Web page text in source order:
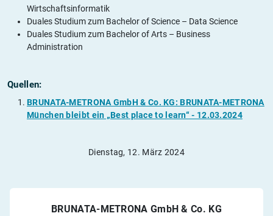
Wirtschaftsinformatik
Duales Studium zum Bachelor of Science – Data Science
Duales Studium zum Bachelor of Arts – Business
Administration
Quellen:
BRUNATA-METRONA GmbH & Co. KG: BRUNATA-METRONA
München bleibt ein „Best place to learn“ - 12.03.2024
Dienstag, 12. März 2024
BRUNATA-METRONA GmbH & Co. KG